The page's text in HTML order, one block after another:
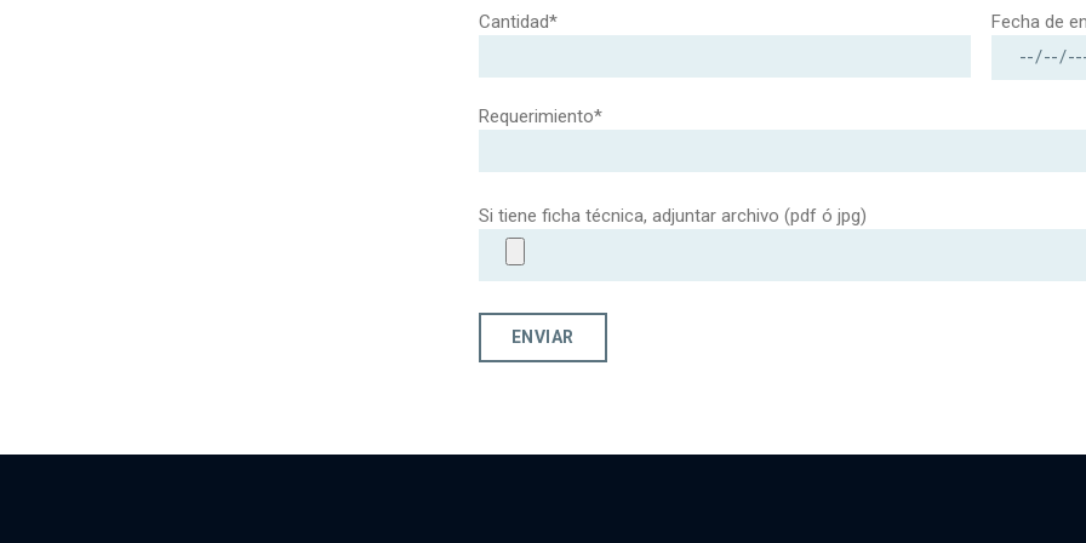
Cantidad* Fecha de
Requerimiento*
Si tiene ficha técnica, adjuntar archivo (pdf ó jpg)